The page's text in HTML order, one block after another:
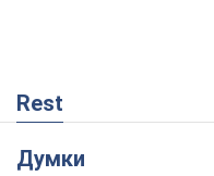
Rest
Думки